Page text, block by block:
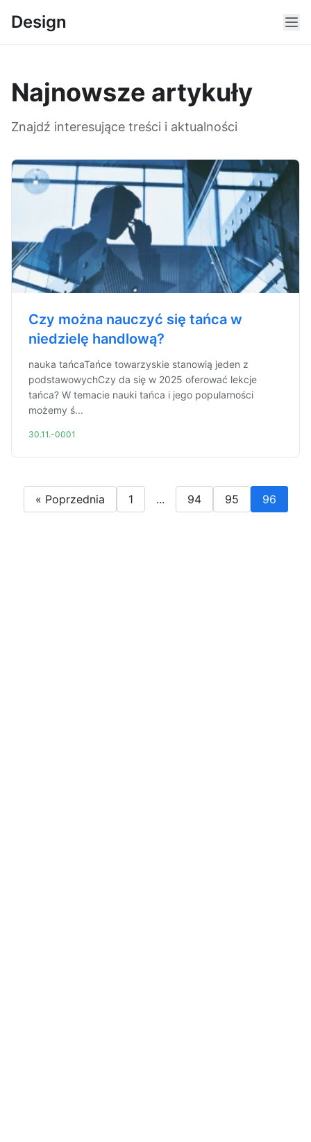
Design
Najnowsze artykuły
Znajdź interesujące treści i aktualności
Czy można nauczyć się tańca w
niedzielę handlową?
nauka tańcaTańce towarzyskie stanowią jeden z
podstawowychCzy da się w 2025 oferować lekcje
tańca? W temacie nauki tańca i jego popularności
możemy ś...
30.11.-0001
« Poprzednia 1 ... 94 95 96